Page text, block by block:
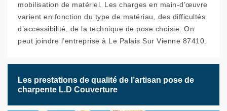
mobilisation de matériel. Les charges en main-d’œuvre
varient en fonction du type de matériau, des difficultés
d’accessibilité, de la technique de pose choisie. On
peut joindre l’entreprise à Le Palais Sur Vienne 87410.
Les prestations de qualité de l’artisan pose de
charpente L.D Couverture